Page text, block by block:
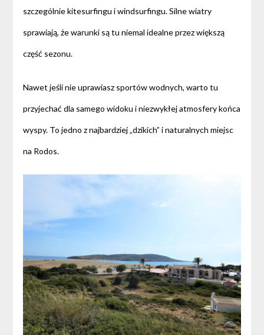
szczególnie kitesurfingu i windsurfingu. Silne wiatry
sprawiają, że warunki są tu niemal idealne przez większą
część sezonu.
Nawet jeśli nie uprawiasz sportów wodnych, warto tu
przyjechać dla samego widoku i niezwykłej atmosfery końca
wyspy. To jedno z najbardziej „dzikich” i naturalnych miejsc
na Rodos.